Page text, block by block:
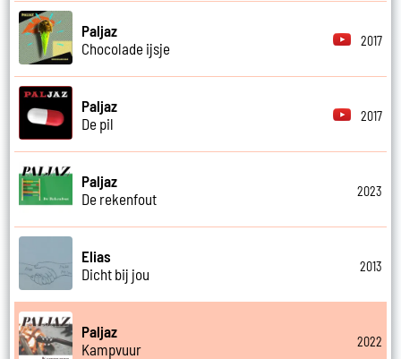
Paljaz
Chocolade ijsje
2017
Paljaz
De pil
2017
Paljaz
De rekenfout
2023
Elias
Dicht bij jou
2013
Paljaz
Kampvuur
2022